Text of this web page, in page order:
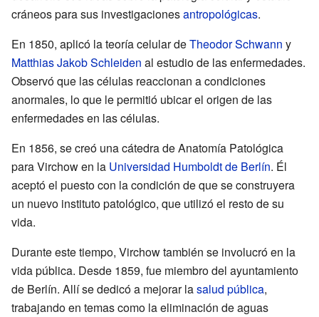
cráneos para sus investigacionesantropológicas.
En 1850, aplicó la teoría celular deTheodor Schwann y
Matthias Jakob Schleiden al estudio de las enfermedades.
Observó que las células reaccionan a condiciones
anormales, lo que le permitió ubicar el origen de las
enfermedades en las células.
En 1856, se creó una cátedra de Anatomía Patológica
para Virchow en la Universidad Humboldt de Berlín. Él
aceptó el puesto con la condición de que se construyera
un nuevo instituto patológico, que utilizó el resto de su
vida.
Durante este tiempo, Virchow también se involucró en la
vida pública. Desde 1859, fue miembro del ayuntamiento
de Berlín. Allí se dedicó a mejorar lasalud pública,
trabajando en temas como la eliminación de aguas